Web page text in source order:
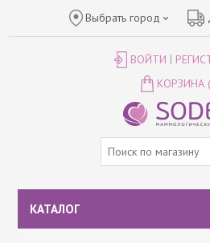
Выбрать город
ВОЙТИ
КОРЗИНА
КАТАЛОГ